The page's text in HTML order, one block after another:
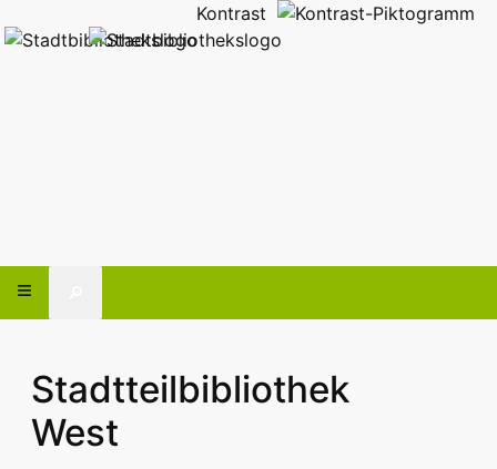
Kontrast
Stadtteilbibliothek
West